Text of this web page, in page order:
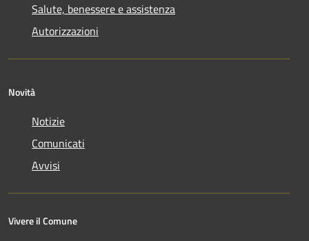
Salute, benessere e assistenza
Autorizzazioni
Novità
Notizie
Comunicati
Avvisi
Vivere il Comune